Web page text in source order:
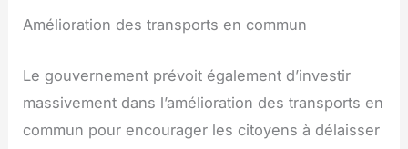
Amélioration des transports en commun
Le gouvernement prévoit également d’investir
massivement dans l’amélioration des transports en
commun pour encourager les citoyens à délaisser